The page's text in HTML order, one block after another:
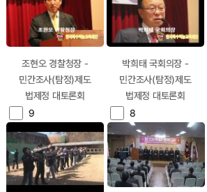
조현오 경찰청장 -
민간조사(탐정)제도
법제정 대토론회
박희태 국회의장 -
민간조사(탐정)제도
법제정 대토론회
9
8